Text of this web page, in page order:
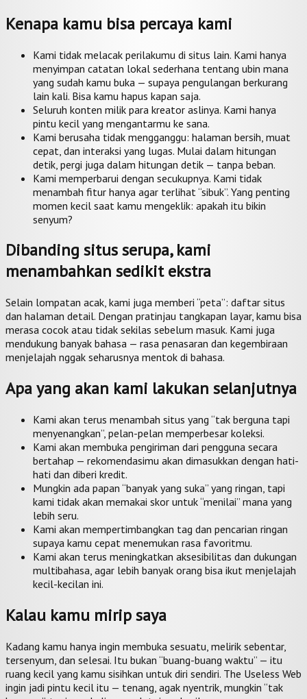
Kenapa kamu bisa percaya kami
Kami tidak melacak perilakumu di situs lain. Kami hanya
menyimpan catatan lokal sederhana tentang ubin mana
yang sudah kamu buka — supaya pengulangan berkurang
lain kali. Bisa kamu hapus kapan saja.
Seluruh konten milik para kreator aslinya. Kami hanya
pintu kecil yang mengantarmu ke sana.
Kami berusaha tidak mengganggu: halaman bersih, muat
cepat, dan interaksi yang lugas. Mulai dalam hitungan
detik, pergi juga dalam hitungan detik — tanpa beban.
Kami memperbarui dengan secukupnya. Kami tidak
menambah fitur hanya agar terlihat “sibuk”. Yang penting
momen kecil saat kamu mengeklik: apakah itu bikin
senyum?
Dibanding situs serupa, kami
menambahkan sedikit ekstra
Selain lompatan acak, kami juga memberi “peta”: daftar situs
dan halaman detail. Dengan pratinjau tangkapan layar, kamu bisa
merasa cocok atau tidak sekilas sebelum masuk. Kami juga
mendukung banyak bahasa — rasa penasaran dan kegembiraan
menjelajah nggak seharusnya mentok di bahasa.
Apa yang akan kami lakukan selanjutnya
Kami akan terus menambah situs yang “tak berguna tapi
menyenangkan”, pelan-pelan memperbesar koleksi.
Kami akan membuka pengiriman dari pengguna secara
bertahap — rekomendasimu akan dimasukkan dengan hati-
hati dan diberi kredit.
Mungkin ada papan “banyak yang suka” yang ringan, tapi
kami tidak akan memakai skor untuk “menilai” mana yang
lebih seru.
Kami akan mempertimbangkan tag dan pencarian ringan
supaya kamu cepat menemukan rasa favoritmu.
Kami akan terus meningkatkan aksesibilitas dan dukungan
multibahasa, agar lebih banyak orang bisa ikut menjelajah
kecil-kecilan ini.
Kalau kamu mirip saya
Kadang kamu hanya ingin membuka sesuatu, melirik sebentar,
tersenyum, dan selesai. Itu bukan “buang-buang waktu” — itu
ruang kecil yang kamu sisihkan untuk diri sendiri. The Useless Web
ingin jadi pintu kecil itu — tenang, agak nyentrik, mungkin “tak